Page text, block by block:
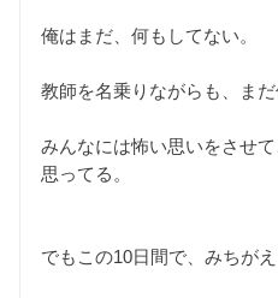
俺はまだ、何もしてない。
教師を名乗りながらも、まだ
みんなには怖い思いをさせ
思ってる。
でもこの10日間で、みちが